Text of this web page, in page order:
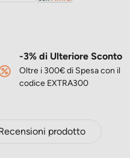
-3% di Ulteriore Sconto
Oltre i 300€ di Spesa con il
codice EXTRA300
prodotto